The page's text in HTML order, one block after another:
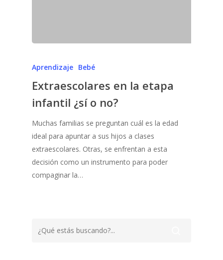
Aprendizaje Bebé
Extraescolares en la etapa
infantil ¿sí o no?
Muchas familias se preguntan cuál es la edad
ideal para apuntar a sus hijos a clases
extraescolares. Otras, se enfrentan a esta
decisión como un instrumento para poder
compaginar la…